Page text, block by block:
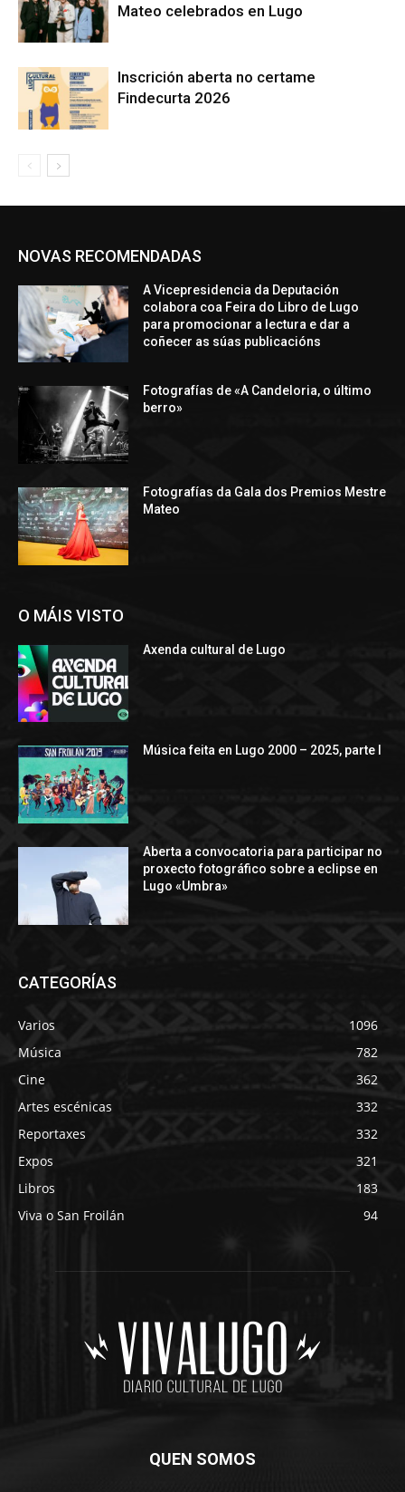
Mateo celebrados en Lugo
Inscrición aberta no certame
Findecurta 2026
NOVAS RECOMENDADAS
A Vicepresidencia da Deputación
colabora coa Feira do Libro de Lugo
para promocionar a lectura e dar a
coñecer as súas publicacións
Fotografías de «A Candeloria, o último
berro»
Fotografías da Gala dos Premios Mestre
Mateo
O MÁIS VISTO
Axenda cultural de Lugo
Música feita en Lugo 2000 – 2025, parte I
Aberta a convocatoria para participar no
proxecto fotográfico sobre a eclipse en
Lugo «Umbra»
CATEGORÍAS
Varios
1096
Música
782
Cine
362
Artes escénicas
332
Reportaxes
332
Expos
321
Libros
183
Viva o San Froilán
94
QUEN SOMOS